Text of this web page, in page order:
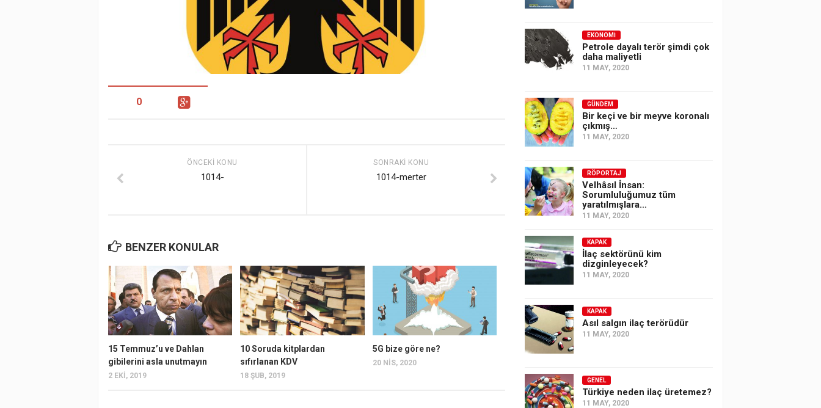
0
SONRAKI KONU
1014-merter
ÖNCEKI KONU
1014-
BENZER KONULAR
15 Temmuz’u ve Dahlan
gibilerini asla unutmayın
2 EKI, 2019
10 Soruda kitplardan
sıfırlanan KDV
18 ŞUB, 2019
5G bize göre ne?
20 NIS, 2020
EKONOMI
Petrole dayalı terör şimdi çok
daha maliyetli
11 MAY, 2020
GÜNDEM
Bir keçi ve bir meyve koronalı
çıkmış…
11 MAY, 2020
RÖPORTAJ
Velhâsıl İnsan:
Sorumluluğumuz tüm
yaratılmışlara…
11 MAY, 2020
KAPAK
İlaç sektörünü kim
dizginleyecek?
11 MAY, 2020
KAPAK
Asıl salgın ilaç terörüdür
11 MAY, 2020
GENEL
Türkiye neden ilaç üretemez?
11 MAY, 2020